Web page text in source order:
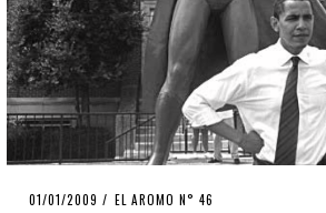
POSTED
01/01/2009 25/03/2020
EL AROMO N° 46